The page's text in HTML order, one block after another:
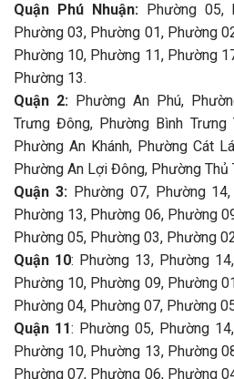
Quận Phú Nhuận:Phường 05,
Phường 03, Phường 01, Phường
Phường 10, Phường 11, Phường
Phường 13.
Quận 2: Phường An Phú,
Trưng Đông, Phường Bình Trưng
Phường An Khánh, Phường Cát
Phường An Lợi Đông, Phường Thủ
Quận 3:Phường 07, Phường
Phường 13, Phường 06, Phường
Phường 05, Phường 03, Phường
Quận 10: Phường 13, Phường
Phường 10, Phường 09, Phường
Phường 04, Phường 07, Phường
Quận 11: Phường 05, Phường
Phường 10, Phường 13, Phường
Phường 07, Phường 06, Phường